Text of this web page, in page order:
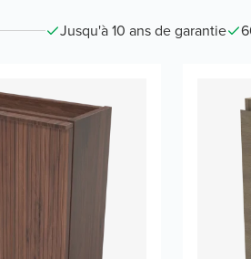
Jusqu'à 10 ans de garantie